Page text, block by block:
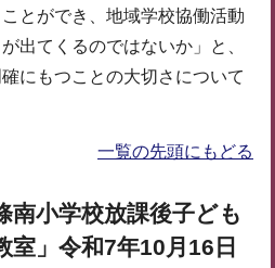
とができ、地域学校協働活動
出てくるのではないか」と、
にもつことの大切さについて
一覧の先頭にもどる
南小学校放課後子ども
室」令和7年10月16日